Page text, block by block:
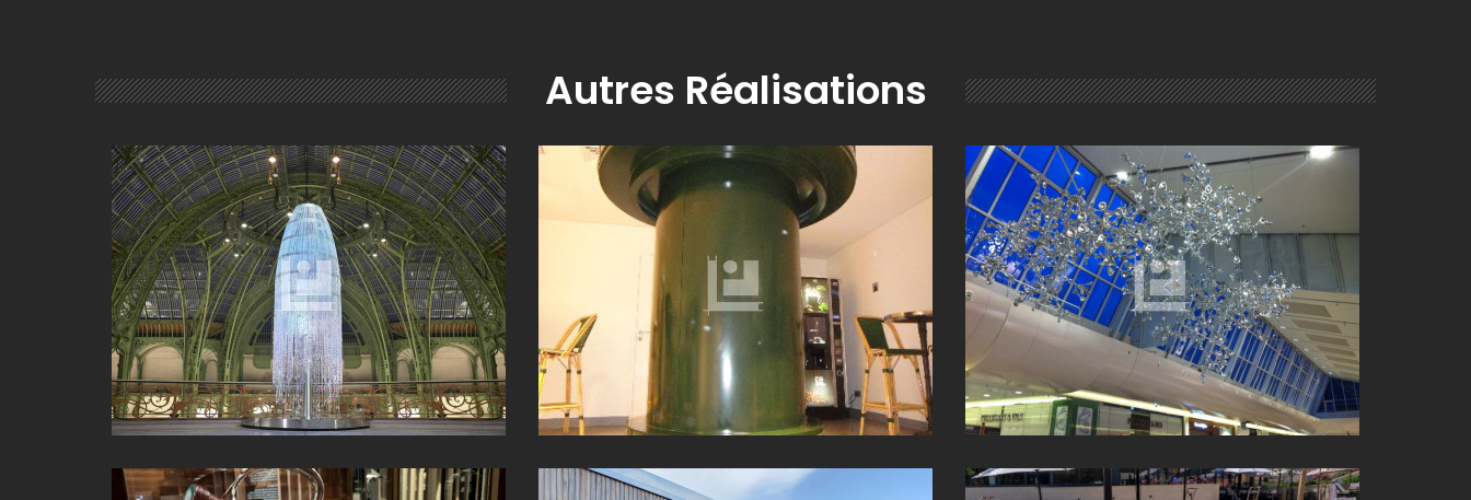
Autres Réalisations
INSTALLATION DE L'OEUVRE SWAROVSKI - FIAC À
PARIS PALAIS DES CONGRÈS À PUTEAUX TERRASSES DU PORT À MARSEILLE